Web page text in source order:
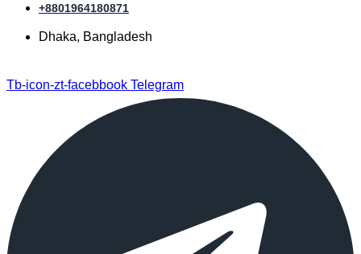
+8801964180871
Dhaka, Bangladesh
Tb-icon-zt-facebbook Telegram